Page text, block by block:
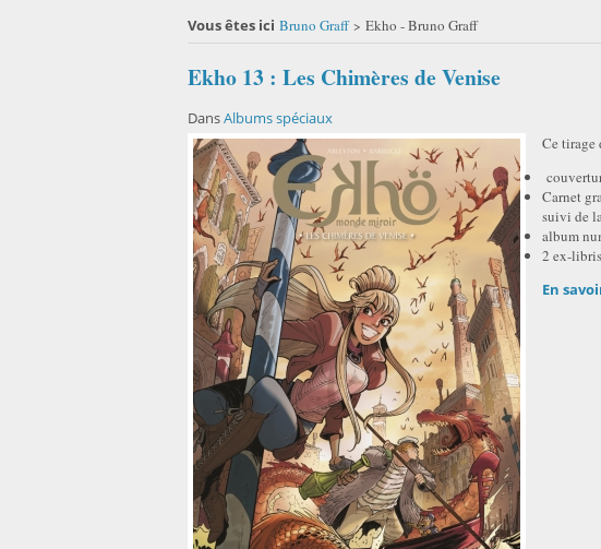
Vous êtes ici Bruno Graff > Ekho - Bruno Graff
Ekho 13 : Les Chimères de Venise
DansAlbums spéciaux
Ce tirage
Carnet
suivi de
album
2 ex-
En